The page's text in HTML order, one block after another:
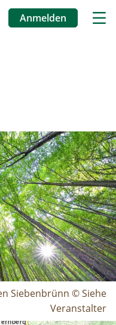
Anmelden
Siebenbrünn © Siehe
Veranstalter